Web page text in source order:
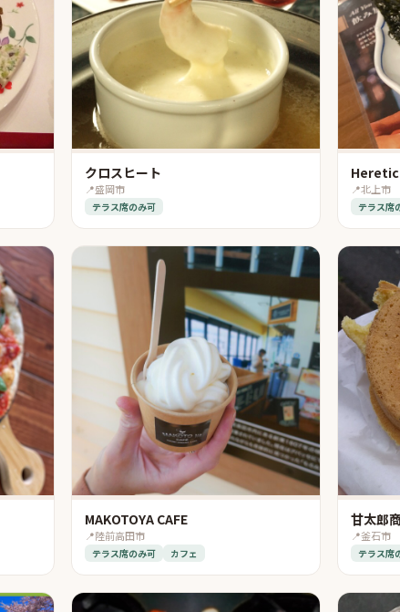
クロスヒート
📍盛岡市
テラス席のみ可
Heretic
📍北上市
テラス席
MAKOTOYA CAFE
📍陸前高田市
テラス席のみ可 カフェ
甘太郎
📍釜石市
テラス席